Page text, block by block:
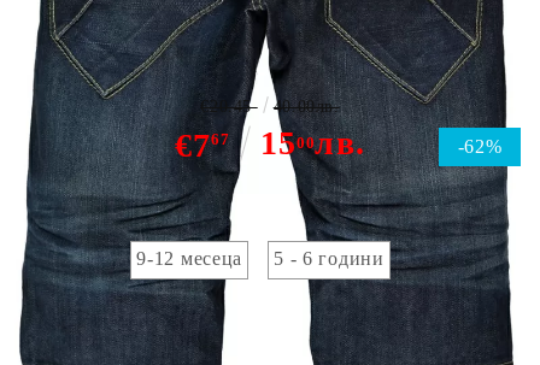
Name it Frank knickers
-62%
€767 1500лв.
€20.45 40.00лв.
детска номерация:
9-12 месеца 5 - 6 години